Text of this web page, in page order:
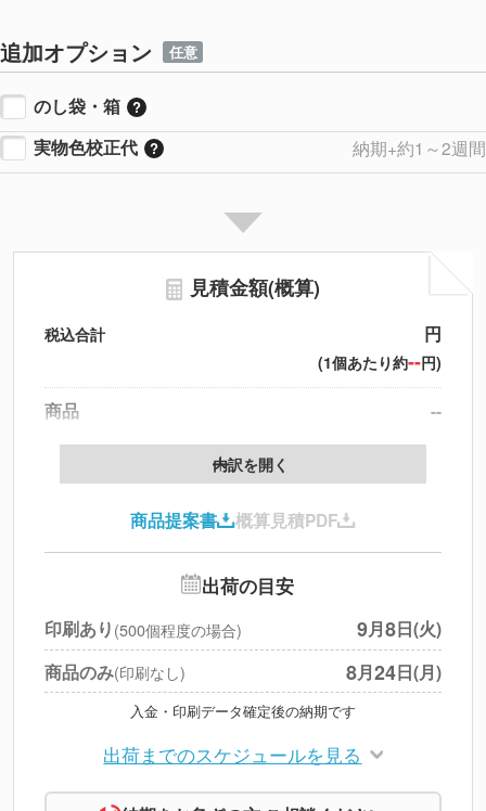
追加オプション 任意
のし袋・箱
実物色校正代
納期+約1～2週間
見積金額(概算)
税込合計 円
(1個あたり約--円)
商品
--
製版代
印刷代
北海道・沖縄・離島 別途
円
※上記小計は税別です
内訳を開く
商品提案書 概算見積PDF
出荷の目安
印刷あり (500個程度の場合) 9月8日(火)
商品のみ(印刷なし) 8月24日(月)
入金・印刷データ確定後の納期です
出荷までのスケジュールを見る